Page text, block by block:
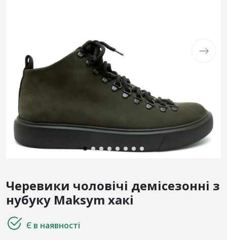
Черевики чоловічі демісезонні з
нубуку Maksym хакі
Є в наявності